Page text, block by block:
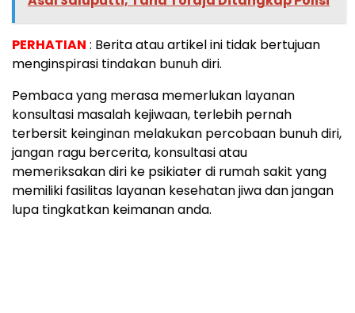
PERHATIAN : Berita atau artikel ini tidak bertujuan
menginspirasi tindakan bunuh diri.
Pembaca yang merasa memerlukan layanan
konsultasi masalah kejiwaan, terlebih pernah
terbersit keinginan melakukan percobaan bunuh diri,
jangan ragu bercerita, konsultasi atau
memeriksakan diri ke psikiater di rumah sakit yang
memiliki fasilitas layanan kesehatan jiwa dan jangan
lupa tingkatkan keimanan anda.